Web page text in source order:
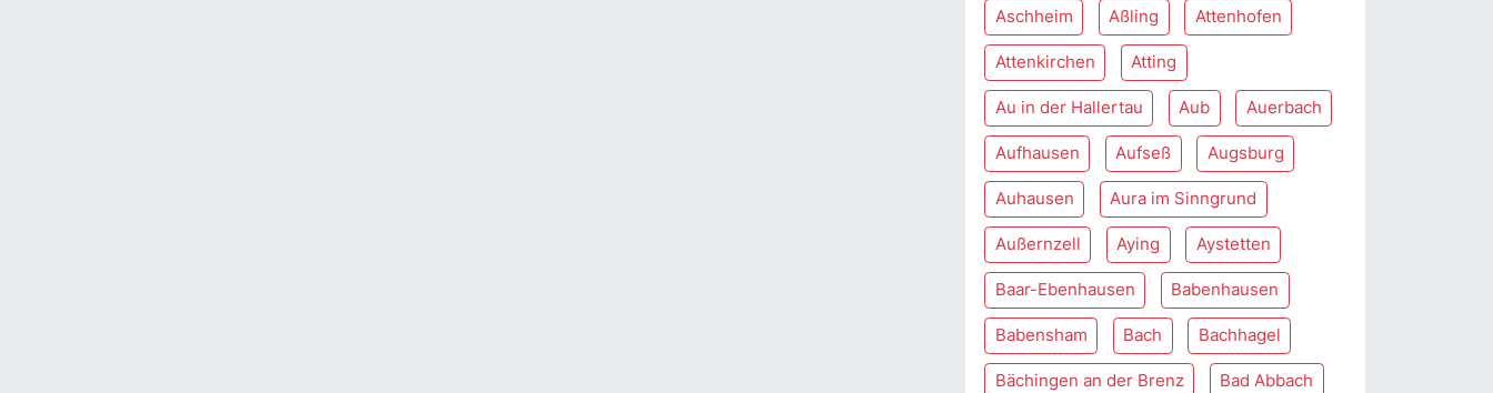
Aschheim Aßling Attenhofen
Attenkirchen Atting
Au in der Hallertau Aub Auerbach
Aufhausen Aufseß Augsburg
Auhausen Aura im Sinngrund
Außernzell Aying Aystetten
Baar-Ebenhausen Babenhausen
Babensham Bach Bachhagel
Bächingen an der Brenz Bad Abbach